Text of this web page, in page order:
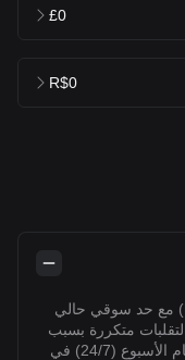
£0
R$0
السعر المباشر لعملة 2 هو $0 لكل (2/USD) مع حد سوقي حالي
قدره $3,763.72 USD. تشهد قيمة عملة 2 لتقلبات متكررة بسبب
النشاط المستمر على مدار الساعة طوال أيام الأسبوع (24/7) في